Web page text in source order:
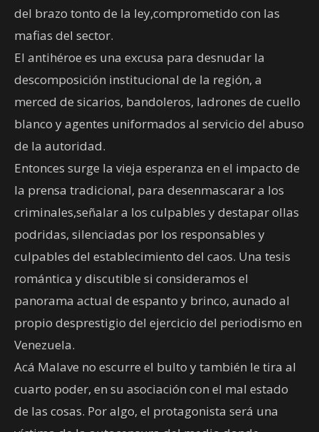
del brazo tonto de la ley,comprometido con las
mafias del sector.
El antihéroe es una excusa para desnudar la
descomposición institucional de la región, a
merced de sicarios, bandoleros, ladrones de cuello
blanco y agentes uniformados al servicio del abuso
de la autoridad.
Entonces surge la vieja esperanza en el impacto de
la prensa tradicional, para desenmascarar a los
criminales,señalar a los culpables y destapar ollas
podridas, silenciadas por los responsables y
culpables del establecimiento del caos. Una tesis
romántica y discutible si consideramos el
panorama actual de espanto y brinco, aunado al
propio desprestigio del ejercicio del periodismo en
Venezuela.
Acá Malave no escurre el bulto y también le tira al
cuarto poder, en su asociación con el mal estado
de las cosas. Por algo, el protagonista será una